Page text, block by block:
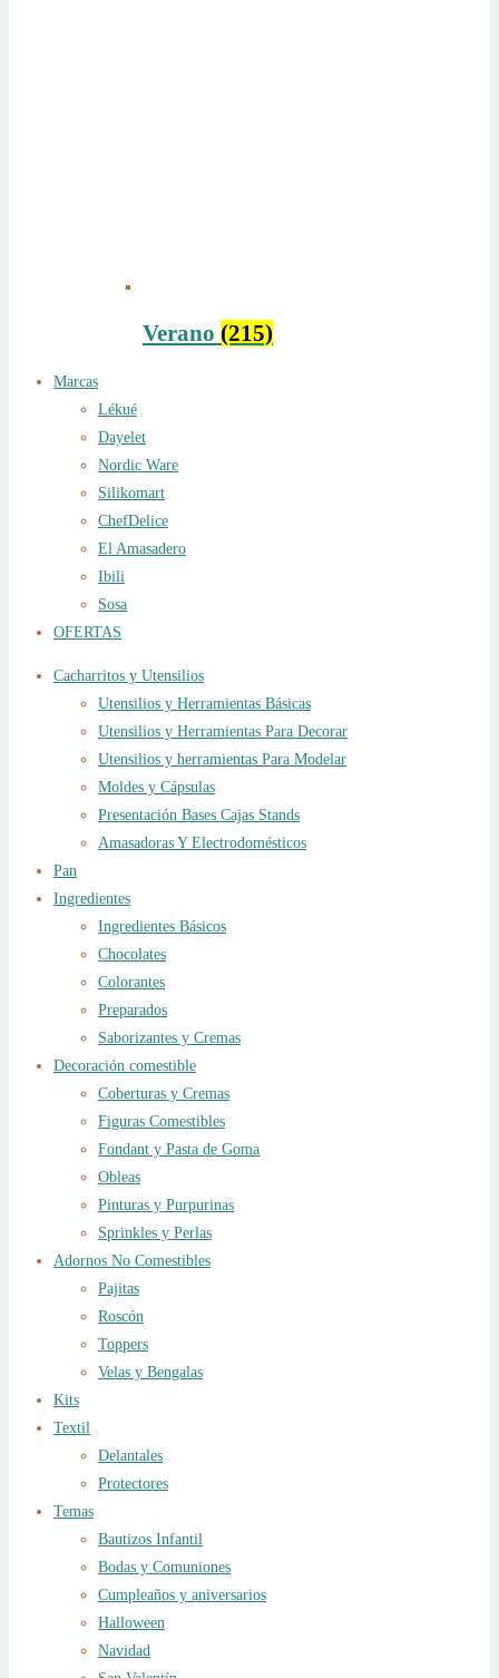
Verano (215)
Marcas
Lékué
Dayelet
Nordic Ware
Silikomart
ChefDelice
El Amasadero
Ibili
Sosa
OFERTAS
Cacharritos y Utensilios
Utensilios y Herramientas Básicas
Utensilios y Herramientas Para Decorar
Utensilios y herramientas Para Modelar
Moldes y Cápsulas
Presentación Bases Cajas Stands
Amasadoras Y Electrodomésticos
Pan
Ingredientes
Ingredientes Básicos
Chocolates
Colorantes
Preparados
Saborizantes y Cremas
Decoración comestible
Coberturas y Cremas
Figuras Comestibles
Fondant y Pasta de Goma
Obleas
Pinturas y Purpurinas
Sprinkles y Perlas
Adornos No Comestibles
Pajitas
Roscón
Toppers
Velas y Bengalas
Kits
Textil
Delantales
Protectores
Temas
Bautizos Infantil
Bodas y Comuniones
Cumpleaños y aniversarios
Halloween
Navidad